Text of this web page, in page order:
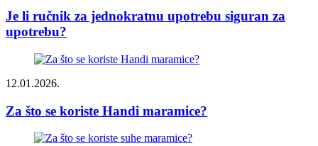
Je li ručnik za jednokratnu upotrebu siguran za
upotrebu?
12.01.2026.
Za što se koriste Handi maramice?